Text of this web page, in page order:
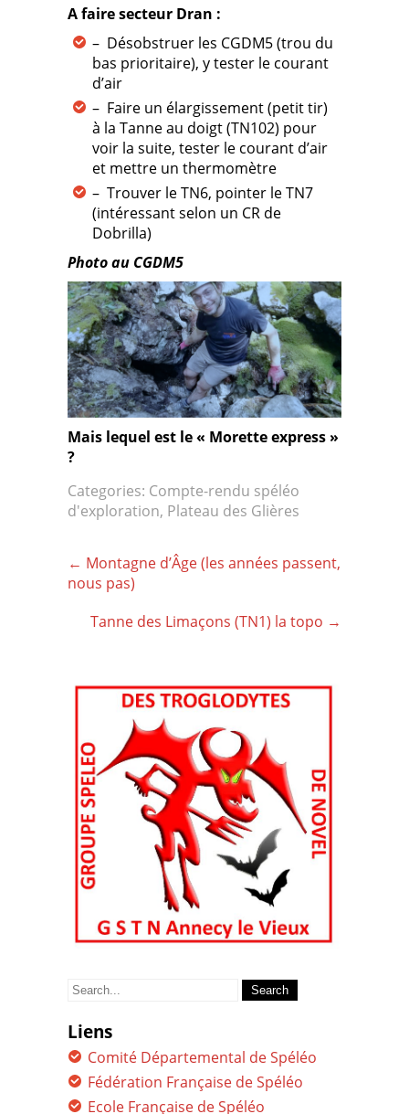
A faire secteur Dran :
– Désobstruer les CGDM5 (trou du
bas prioritaire), y tester le courant
d’air
– Faire un élargissement (petit tir)
à la Tanne au doigt (TN102) pour
voir la suite, tester le courant d’air
et mettre un thermomètre
– Trouver le TN6, pointer le TN7
(intéressant selon un CR de
Dobrilla)
Photo au CGDM5
Mais lequel est le « Morette express »
?
Categories: Compte-rendu spéléo
d'exploration, Plateau des Glières
Post
navigation
← Montagne d’Âge (les années passent,
nous pas)
Tanne des Limaçons (TN1) la topo →
Search
Liens
Comité Départemental de Spéléo
Fédération Française de Spéléo
Ecole Française de Spéléo